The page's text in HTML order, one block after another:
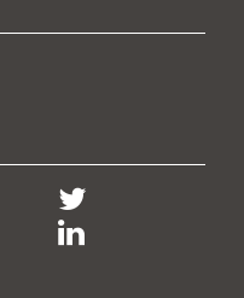
pótfelvételire